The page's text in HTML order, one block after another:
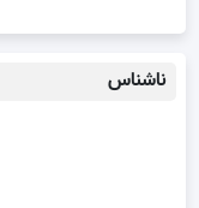
ناشناس